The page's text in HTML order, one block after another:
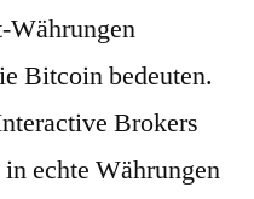
Währungen
Bitcoin bedeuten.
Brokers
echte Währungen